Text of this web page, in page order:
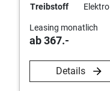
Treibstoff
Elektro
Leasing monatlich
ab 367.-
Details